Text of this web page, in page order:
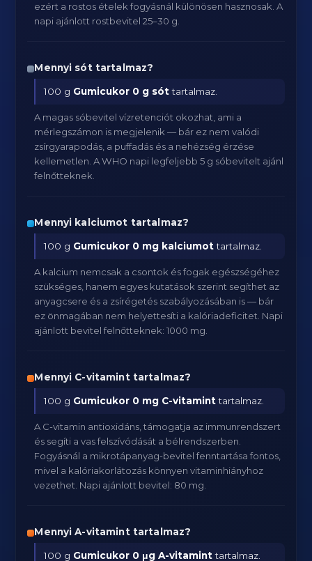
ezért a rostos ételek fogyásnál különösen hasznosak. A
napi ajánlott rostbevitel 25–30 g.
Mennyi sót tartalmaz?
100 g Gumicukor 0 g sóttartalmaz.
A magas sóbevitel vízretenciót okozhat, ami a
mérlegszámon is megjelenik — bár ez nem valódi
zsírgyarapodás, a puffadás és a nehézség érzése
kellemetlen. A WHO napi legfeljebb 5 g sóbevitelt ajánl
felnőtteknek.
Mennyi kalciumot tartalmaz?
100 g Gumicukor 0 mg kalciumottartalmaz.
A kalcium nemcsak a csontok és fogak egészségéhez
szükséges, hanem egyes kutatások szerint segíthet az
anyagcsere és a zsírégetés szabályozásában is — bár
ez önmagában nem helyettesíti a kalóriadeficitet. Napi
ajánlott bevitel felnőtteknek: 1000 mg.
Mennyi C-vitamint tartalmaz?
100 g Gumicukor 0 mg C-vitaminttartalmaz.
A C-vitamin antioxidáns, támogatja az immunrendszert
és segíti a vas felszívódását a bélrendszerben.
Fogyásnál a mikrotápanyag-bevitel fenntartása fontos,
mivel a kalóriakorlátozás könnyen vitaminhiányhoz
vezethet. Napi ajánlott bevitel: 80 mg.
Mennyi A-vitamint tartalmaz?
100 g Gumicukor 0 μg A-vitaminttartalmaz.